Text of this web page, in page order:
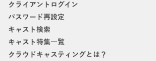
クライアントログイン
パスワード再設定
キャスト検索
キャスト特集一覧
クラウドキャスティングとは？